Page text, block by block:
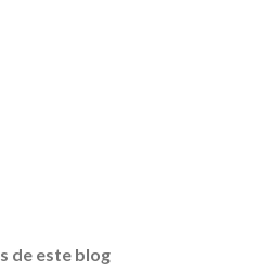
de este blog